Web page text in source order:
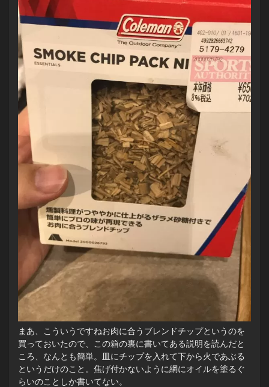
まあ、こういうですねお肉に合うブレンドチップというのを
買っておいたので、この箱の裏に書いてある説明を読んだと
ころ、なんとも簡単。皿にチップを入れて下から火であぶる
というだけのこと。焦げ付かないように網にオイルを塗るぐ
らいのことしか書いてない。